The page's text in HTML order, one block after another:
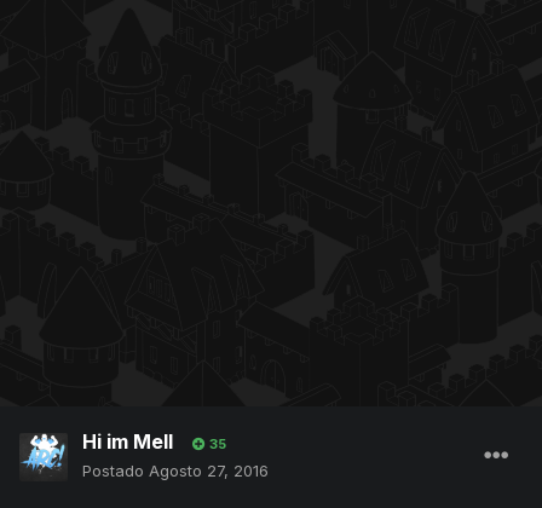
Hi im Mell 35
Postado Agosto 27, 2016